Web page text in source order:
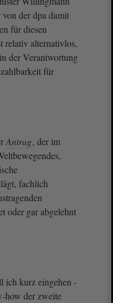
der dpa damit
für diesen
relativ alternativlos,
der Verantwortung
für
Antrag, der im
fachlich
oder gar abgelehnt
ich kurz eingehen -
how der zweite